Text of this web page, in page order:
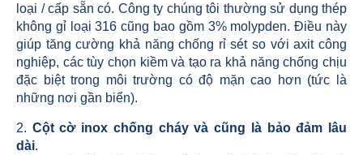
loại / cấp sẵn có. Công ty chúng tôi thường sử dụng thép
không gỉ loại 316 cũng bao gồm 3% molypden. Điều này
giúp tăng cường khả năng chống rỉ sét so với axit công
nghiệp, các tùy chọn kiềm và tạo ra khả năng chống chịu
đặc biệt trong môi trường có độ mặn cao hơn (tức là
những nơi gần biển).
2. Cột cờ inox chống cháy và cũng là bảo đảm lâu
dài.